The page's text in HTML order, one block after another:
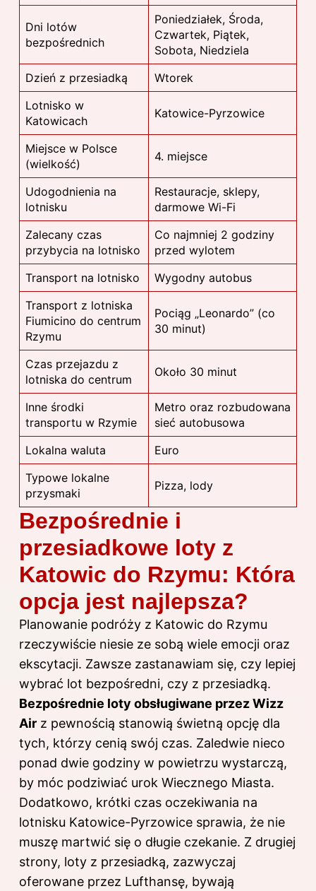
Dni lotów
bezpośrednich
Poniedziałek, Środa,
Czwartek, Piątek,
Sobota, Niedziela
Dzień z przesiadką
Wtorek
Lotnisko w
Katowicach
Katowice-Pyrzowice
Miejsce w Polsce
(wielkość)
4. miejsce
Udogodnienia na
lotnisku
Restauracje, sklepy,
darmowe Wi-Fi
Zalecany czas
przybycia na lotnisko
Co najmniej 2 godziny
przed wylotem
Transport na lotnisko
Wygodny autobus
Transport z lotniska
Fiumicino do centrum
Rzymu
Pociąg „Leonardo” (co
30 minut)
Czas przejazdu z
lotniska do centrum
Około 30 minut
Inne środki
transportu w Rzymie
Metro oraz rozbudowana
sieć autobusowa
Lokalna waluta
Euro
Typowe lokalne
przysmaki
Pizza, lody
Bezpośrednie i
przesiadkowe loty z
Katowic do Rzymu: Która
opcja jest najlepsza?
Planowanie podróży z Katowic do Rzymu
rzeczywiście niesie ze sobą wiele emocji oraz
ekscytacji. Zawsze zastanawiam się, czy lepiej
wybrać lot bezpośredni, czy z przesiadką.
Bezpośrednie loty obsługiwane przez Wizz
Air z pewnością stanowią świetną opcję dla
tych, którzy cenią swój czas. Zaledwie nieco
ponad dwie godziny w powietrzu wystarczą,
by móc podziwiać urok Wiecznego Miasta.
Dodatkowo, krótki czas oczekiwania na
lotnisku Katowice-Pyrzowice sprawia, że nie
muszę martwić się o długie czekanie. Z drugiej
strony, loty z przesiadką, zazwyczaj
oferowane przez Lufthansę, bywają